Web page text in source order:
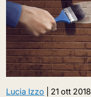
Lucia Izzo 21 ott 2018